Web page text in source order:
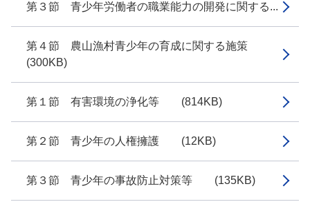
第３節 青少年労働者の職業能力の開発に関する...
第４節 農山漁村青少年の育成に関する施策
(300KB)
第１節 有害環境の浄化等 (814KB)
第２節 青少年の人権擁護 (12KB)
第３節 青少年の事故防止対策等 (135KB)